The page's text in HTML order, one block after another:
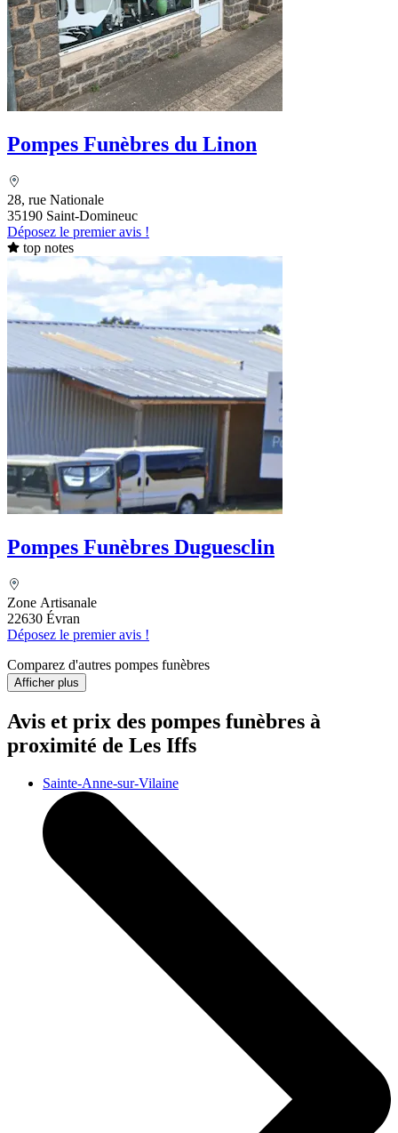
Pompes Funèbres du Linon
28, rue Nationale
35190 Saint-Domineuc
Déposez le premier avis !
top notes
Pompes Funèbres Duguesclin
Zone Artisanale
22630 Évran
Déposez le premier avis !
Comparez d'autres pompes funèbres
Afficher plus
Avis et prix des pompes funèbres à
proximité de Les Iffs
Sainte-Anne-sur-Vilaine